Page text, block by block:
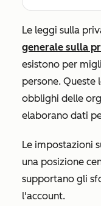
Le leggi sulla
generale sulla
esistono per
persone. Queste
obblighi delle
elaborano dati
Le impostazioni
una posizione
supportano gli
l'account.